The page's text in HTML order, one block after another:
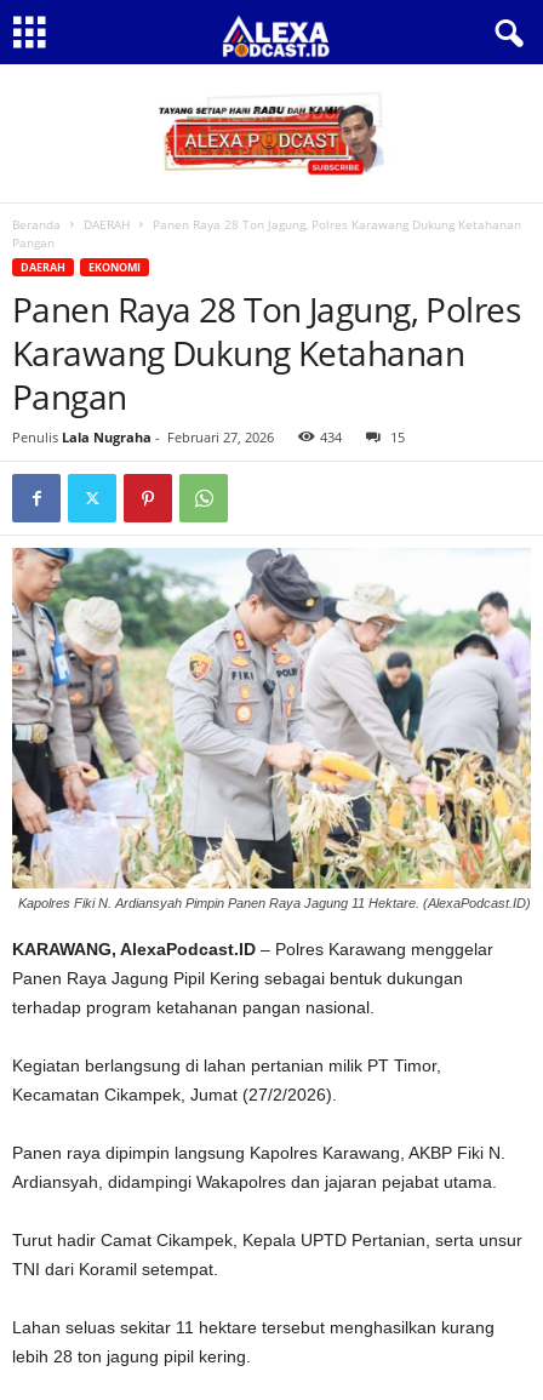
Beranda DAERAH
Panen Raya 28 Ton Jagung, Polres Karawang Dukung Ketahanan
Pangan
DAERAH EKONOMI
Panen Raya 28 Ton Jagung, Polres
Karawang Dukung Ketahanan
Pangan
Penulis Lala Nugraha - Februari 27, 2026 434 15
Kapolres Fiki N. Ardiansyah Pimpin Panen Raya Jagung 11 Hektare. (AlexaPodcast.ID)
KARAWANG, AlexaPodcast.ID – Polres Karawang menggelar
Panen Raya Jagung Pipil Kering sebagai bentuk dukungan
terhadap program ketahanan pangan nasional.
Kegiatan berlangsung di lahan pertanian milik PT Timor,
Kecamatan Cikampek, Jumat (27/2/2026).
‎Panen raya dipimpin langsung Kapolres Karawang, AKBP Fiki N.
Ardiansyah, didampingi Wakapolres dan jajaran pejabat utama.
Turut hadir Camat Cikampek, Kepala UPTD Pertanian, serta unsur
TNI dari Koramil setempat.
‎Lahan seluas sekitar 11 hektare tersebut menghasilkan kurang
lebih 28 ton jagung pipil kering.